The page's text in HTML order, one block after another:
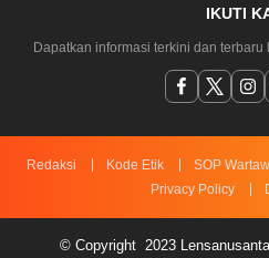
IKUTI
Dapatkan informasi terkini dan
Redaksi Kode Etik SOP
Privacy Policy
© Copyright 2023